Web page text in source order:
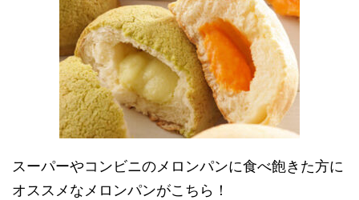
スーパーやコンビニのメロンパンに食べ飽きた方に
オススメなメロンパンがこちら！